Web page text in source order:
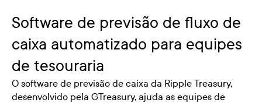
Software de previsão de fluxo de
caixa automatizado para equipes
de tesouraria
O software de previsão de caixa da Ripple Treasury,
desenvolvido pela GTreasury, ajuda as equipes de